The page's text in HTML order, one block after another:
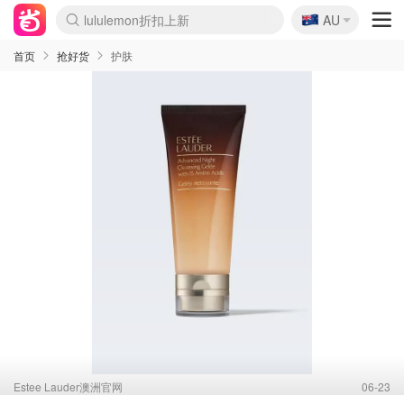
lululemon折扣上新
Sasa美妆护肤3.5折
SSENSE年中3折
FreshBeauty好价汇总
Cettire降价+叠9折
Farfetch折上8折
WWS Coles超市实拍
viagogo二手票捡漏
Myer超级周末1折
The Outnet奢牌1折起
David Jones 3折起
Flannels大牌1折
Perfumes Club护肤1折
AMIRO返校季6.2折
Oweek抽奖送Airpods
Amazon折扣汇总
eToro入金$200送$50
Amazon数码好物
ICONIC本周7.5折
ThedoubleF高奢地板价
Moose Knuckles 6折
丝芙兰5折起
EUFY官网3.7折起
Selenichast首饰2折
Trip机票酒店促销
YSL送5件彩妆礼
Amazon家居好物
BIGBANG巡演开票
David Jones时尚3折
Amazon美妆护肤
雅漾大喷$8
过敏原检测盒$33
伊索独家赠50ml沐浴露
科颜氏清仓3折
SEALIFE海洋馆门票6折
丝塔芙大白罐$16
订阅Newsletter送香薰
Cult Beauty 6.8折
Harrods圣诞日历2.3折
LN-CC奢牌私促3折
d'Alba空姐喷雾$16
EVE LOM套装逆天2折
Bernardelli独家4折
Adore Beauty 6折起
CT圣诞日历
Mytheresa奢品2.7折
Luxury Escapes 9折
Currentbody美容仪9折
MOON Garden Live
ALLSAINTS美衣3折
Roborock扫地机3.7折
Tingo Life水杯$24
Valentino官网5折
CR洗发护发6.3折
修丽可套装7.4折
Myer彩妆2件7折
GANNI官网4.5折
Stylevana韩妆4折
🇦🇺
AU
首页 抢好货 护肤
Estee Lauder澳洲官网 06-23